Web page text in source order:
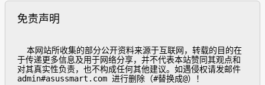
免责声明
于传递更多信息及用于网络分享，并不代表本站赞同其观点和
对其真实性负责，也不构成任何其他建议。如遇侵权请发邮件
admin#asussmart.com 进行删除（#替换成@）！